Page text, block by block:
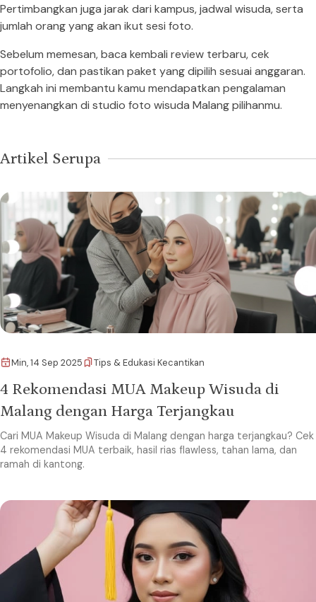
Pertimbangkan juga jarak dari kampus, jadwal wisuda, serta
jumlah orang yang akan ikut sesi foto.
Sebelum memesan, baca kembali review terbaru, cek
portofolio, dan pastikan paket yang dipilih sesuai anggaran.
Langkah ini membantu kamu mendapatkan pengalaman
menyenangkan di studio foto wisuda Malang pilihanmu.
Artikel Serupa
Min, 14 Sep 2025 Tips & Edukasi Kecantikan
4 Rekomendasi MUA Makeup Wisuda di
Malang dengan Harga Terjangkau
Cari MUA Makeup Wisuda di Malang dengan harga terjangkau? Cek
4 rekomendasi MUA terbaik, hasil rias flawless, tahan lama, dan
ramah di kantong.